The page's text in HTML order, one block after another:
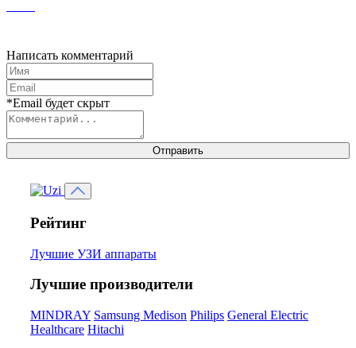
Написать комментарий
*Email будет скрыт
Отправить
Рейтинг
Лучшие УЗИ аппараты
Лучшие производители
MINDRAY Samsung Medison Philips General Electric
Healthcare Hitachi